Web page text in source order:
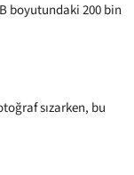
boyutundaki 200 bin
sızarken, bu